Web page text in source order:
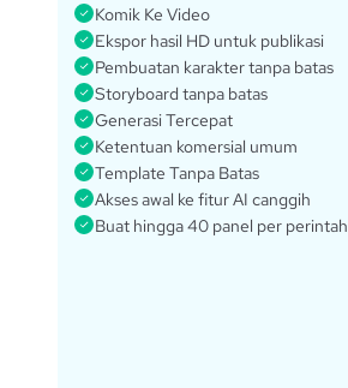
Komik Ke Video
Ekspor hasil HD untuk publikasi
Pembuatan karakter tanpa batas
Storyboard tanpa batas
Generasi Tercepat
Ketentuan komersial umum
Template Tanpa Batas
Akses awal ke fitur AI canggih
Buat hingga 40 panel per perintah